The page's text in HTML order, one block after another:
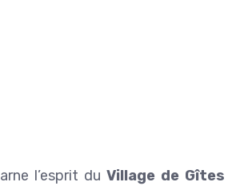
l’esprit duVillage de Gîtes